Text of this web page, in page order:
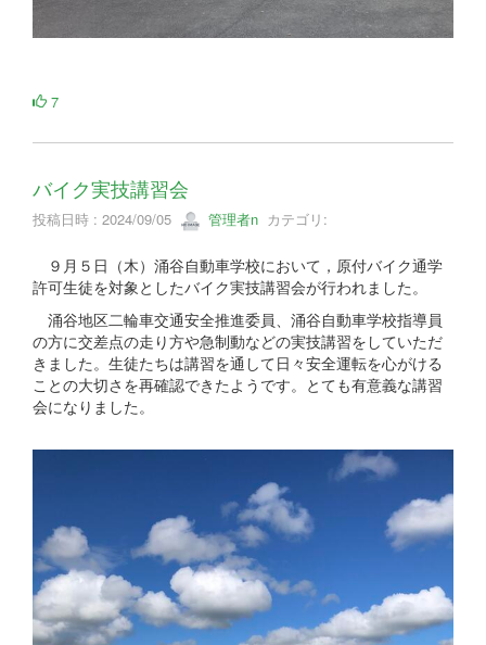
7
バイク実技講習会
投稿日時 : 2024/09/05 管理者n カテゴリ:
９月５日（木）涌谷自動車学校において，原付バイク通学
許可生徒を対象としたバイク実技講習会が行われました。
涌谷地区二輪車交通安全推進委員、涌谷自動車学校指導員
の方に交差点の走り方や急制動などの実技講習をしていただ
きました。生徒たちは講習を通して日々安全運転を心がける
ことの大切さを再確認できたようです。とても有意義な講習
会になりました。